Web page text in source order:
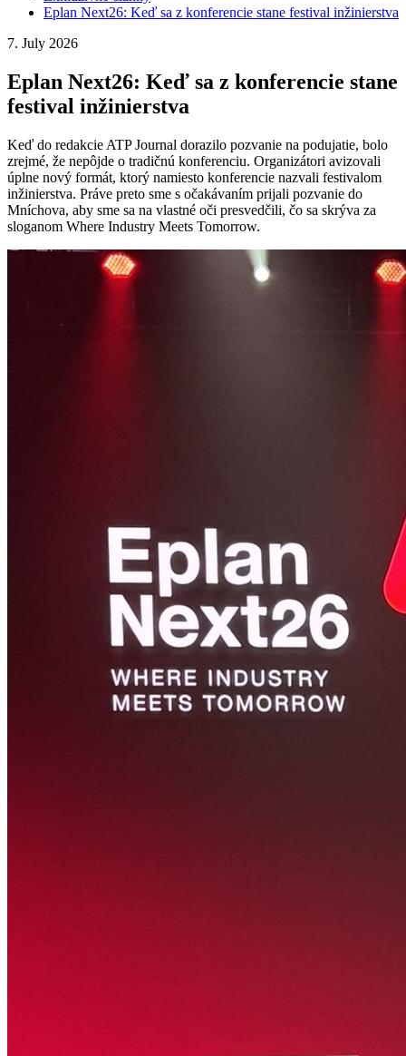
Eplan Next26: Keď sa z konferencie stane festival inžinierstva
7. July 2026
Eplan Next26: Keď sa z konferencie stane
festival inžinierstva
Keď do redakcie ATP Journal dorazilo pozvanie na podujatie, bolo
zrejmé, že nepôjde o tradičnú konferenciu. Organizátori avizovali
úplne nový formát, ktorý namiesto konferencie nazvali festivalom
inžinierstva. Práve preto sme s očakávaním prijali pozvanie do
Mníchova, aby sme sa na vlastné oči presvedčili, čo sa skrýva za
sloganom Where Industry Meets Tomorrow.